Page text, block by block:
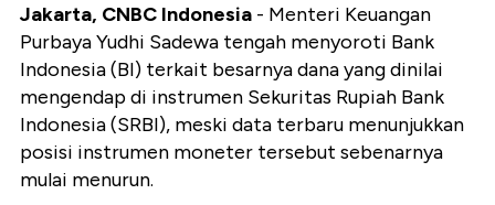
Jakarta, CNBC Indonesia - Menteri Keuangan
Purbaya Yudhi Sadewa tengah menyoroti Bank
Indonesia (BI) terkait besarnya dana yang dinilai
mengendap di instrumen Sekuritas Rupiah Bank
Indonesia (SRBI), meski data terbaru menunjukkan
posisi instrumen moneter tersebut sebenarnya
mulai menurun.